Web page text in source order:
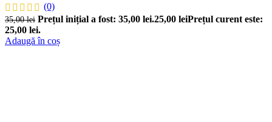
(0)
35,00lei Prețul inițial a fost: 35,00 lei.25,00 leiPrețul curent este:
25,00 lei.
Adaugă în coș